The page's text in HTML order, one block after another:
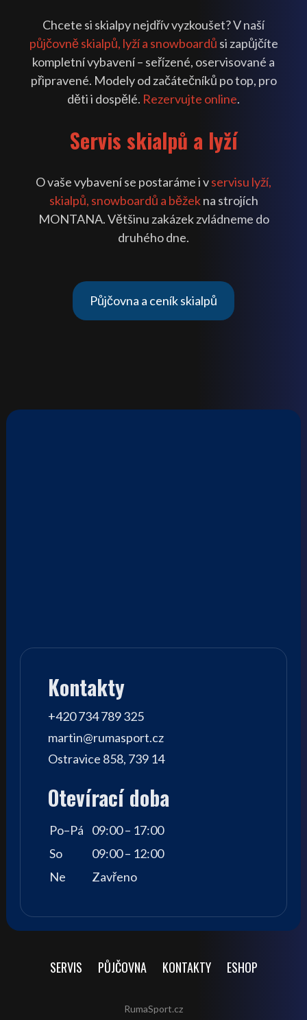
Chcete si skialpy nejdřív vyzkoušet? V naší
půjčovně skialpů, lyží a snowboardů si zapůjčíte
kompletní vybavení – seřízené, oservisované a
připravené. Modely od začátečníků po top, pro
děti i dospělé. Rezervujte online.
Servis skialpů a lyží
O vaše vybavení se postaráme i vservisu lyží,
skialpů, snowboardů a běžekna strojích
MONTANA. Většinu zakázek zvládneme do
druhého dne.
Půjčovna a ceník skialpů
Kontakty
+420 734 789 325
martin@rumasport.cz
Ostravice 858, 739 14
Otevírací doba
Po–Pá
09:00 – 17:00
So
09:00 – 12:00
Ne
Zavřeno
SERVIS PŮJČOVNA KONTAKTY ESHOP
RumaSport.cz